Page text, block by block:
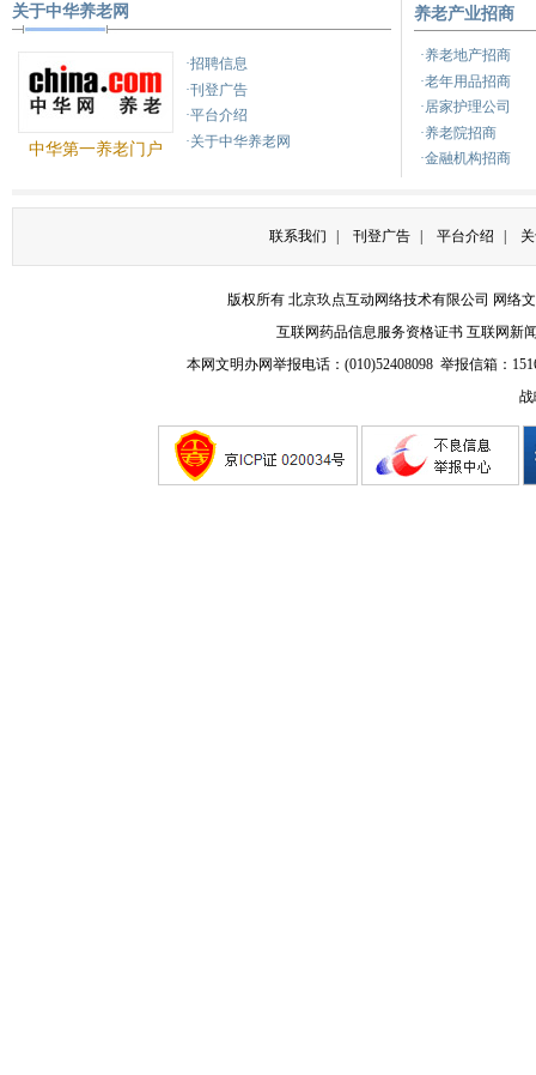
健康
关于中华养老网
中华第一养老门户
·招聘信息
·刊登广告
·平台介绍
·关于中华养老网
养老产业招商
·养老地产招商
·老年用品招商
·居家护理公司
·养老院招商
·金融机构招商
联系我们 刊登广告 平台介绍
版权所有 北京玖点互动网络技术有限公司 网络
互联网药品信息服务资格证书 互联网新
本网文明办网举报电话：(010)52408098 举报信箱：